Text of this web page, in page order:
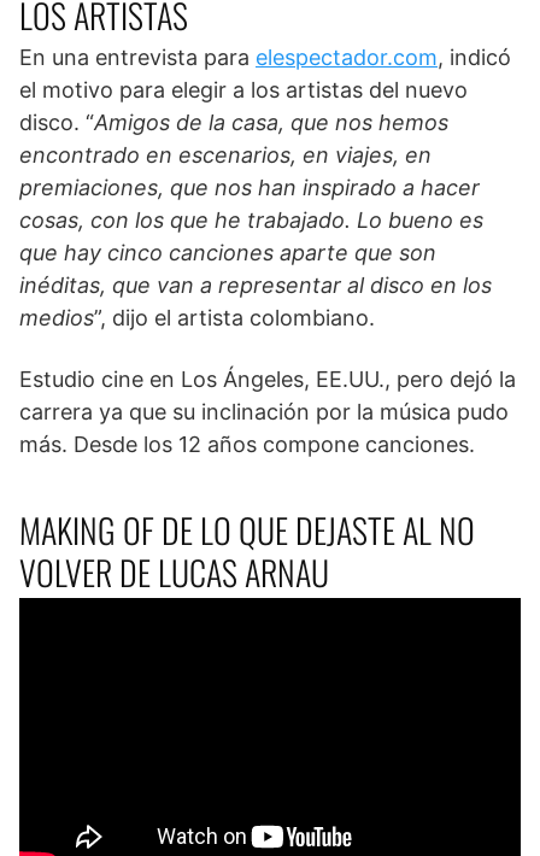
LOS ARTISTAS
En una entrevista para elespectador.com, indicó
el motivo para elegir a los artistas del nuevo
disco. “Amigos de la casa, que nos hemos
encontrado en escenarios, en viajes, en
premiaciones, que nos han inspirado a hacer
cosas, con los que he trabajado. Lo bueno es
que hay cinco canciones aparte que son
inéditas, que van a representar al disco en los
medios”, dijo el artista colombiano.
Estudio cine en Los Ángeles, EE.UU., pero dejó la
carrera ya que su inclinación por la música pudo
más. Desde los 12 años compone canciones.
MAKING OF DE LO QUE DEJASTE AL NO
VOLVER DE LUCAS ARNAU